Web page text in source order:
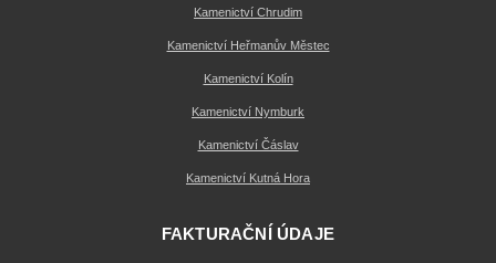
Kamenictví Chrudim
Kamenictví Heřmanův Městec
Kamenictví Kolín
Kamenictví Nymburk
Kamenictví Čáslav
Kamenictví Kutná Hora
FAKTURAČNÍ ÚDAJE